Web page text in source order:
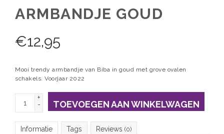
ARMBANDJE GOUD
€12,95
Mooi trendy armbandje van Biba in goud met grove ovalen
schakels. Voorjaar 2022
+
-
TOEVOEGEN AAN WINKELWAGEN
Informatie Tags Reviews (0)